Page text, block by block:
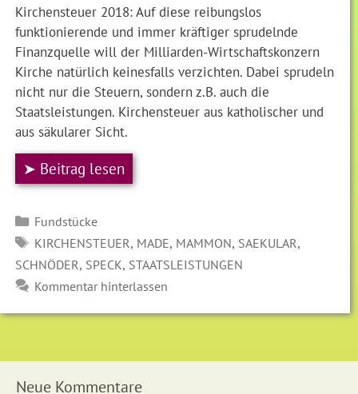
Kirchensteuer 2018: Auf diese reibungslos
funktionierende und immer kräftiger sprudelnde
Finanzquelle will der Milliarden-Wirtschaftskonzern
Kirche natürlich keinesfalls verzichten. Dabei sprudeln
nicht nur die Steuern, sondern z.B. auch die
Staatsleistungen. Kirchensteuer aus katholischer und
aus säkularer Sicht.
➤ Beitrag lesen
Kategorien
Fundstücke
SCHLAGWÖRTER
KIRCHENSTEUER, MADE, MAMMON, SAEKULAR,
SCHNÖDER, SPECK, STAATSLEISTUNGEN
Kommentar hinterlassen
Neue Kommentare